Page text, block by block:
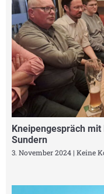
Kneipengespräch
Sundern
3. November 2024 Keine